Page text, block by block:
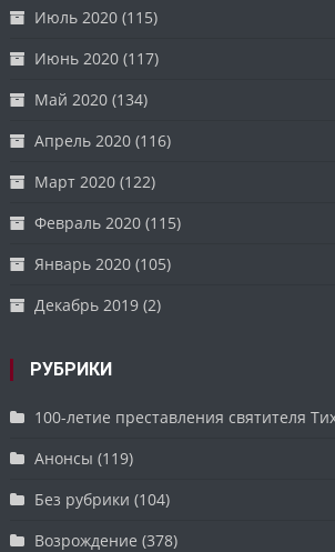
Июль 2020 (115)
Июнь 2020 (117)
Май 2020 (134)
Апрель 2020 (116)
Март 2020 (122)
Февраль 2020 (115)
Январь 2020 (105)
Декабрь 2019 (2)
РУБРИКИ
100-летие преставления святителя
Анонсы (119)
Без рубрики (104)
Возрождение (378)